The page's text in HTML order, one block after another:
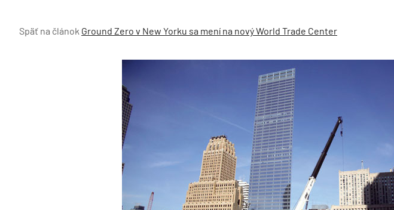
Späť na článok Ground Zero v New Yorku sa mení na nový World Trade Center